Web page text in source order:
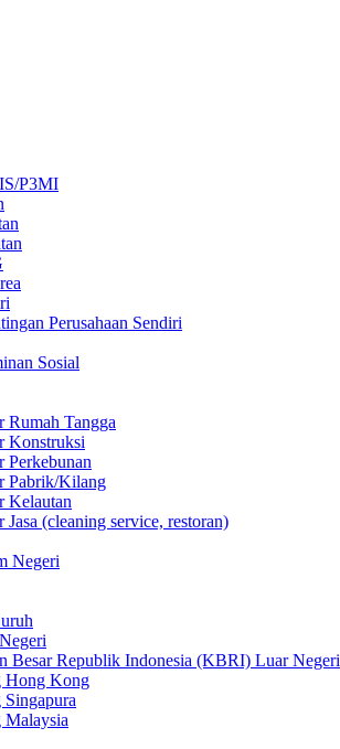
P3MI
Perusahaan Sendiri
Sosial
Rumah Tangga
Konstruksi
Perkebunan
Pabrik/Kilang
Kelautan
(cleaning service, restoran)
Negeri
Besar Republik Indonesia (KBRI) Luar Negeri
Hong Kong
Malaysia